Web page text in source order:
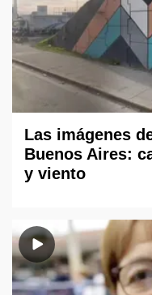
Las imágenes
Buenos Aires:
y viento